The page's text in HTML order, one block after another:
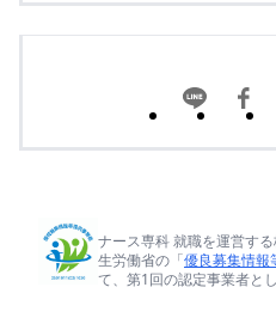
ナース専科 就職を運営す
生労働省の「優良募集情報
て、第1回の認定事業者と